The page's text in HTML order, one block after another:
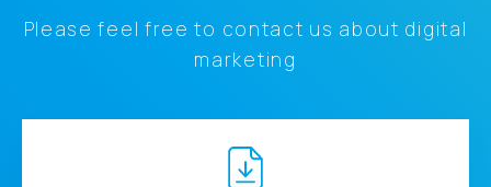
Please feel free to contact us about digital
marketing